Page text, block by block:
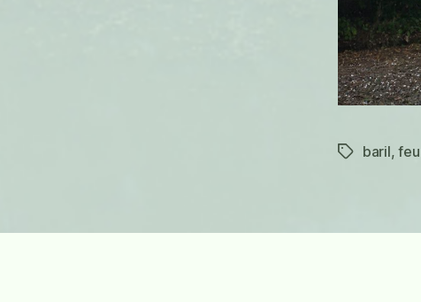
Étiquettes
baril,feu